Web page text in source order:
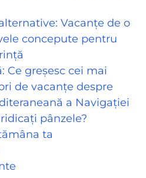
Vacanțe de o
concepute pentru
Ce greșesc cei mai
de vacanțe despre
a Navigației
pânzele?
ta